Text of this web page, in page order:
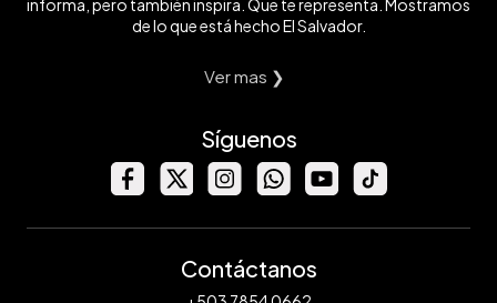
informa, pero también inspira. Que te representa. Mostramos
de lo que está hecho El Salvador.
Ver mas ❯
Síguenos
Contáctanos